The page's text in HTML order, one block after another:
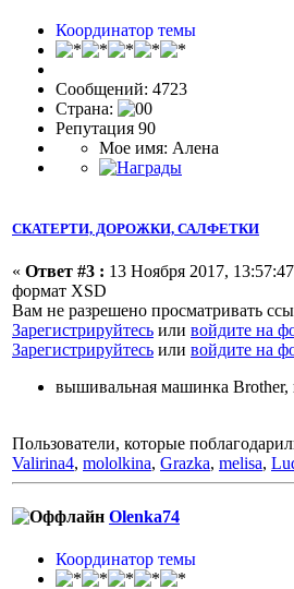
Координатор темы
Сообщений: 4723
Страна:
Репутация 90
Мое имя: Алена
СКАТЕРТИ, ДОРОЖКИ, САЛФЕТКИ
« Ответ #3 : 13 Ноября 2017,
формат XSD
Вам не разрешено просматривать
Зарегистрируйтесь или войдите на
Зарегистрируйтесь или войдите на
вышивальная машинка Brother,
Пользователи, которые
Valirina4, mololkina, Grazka, melisa,
Olenka74
Координатор темы